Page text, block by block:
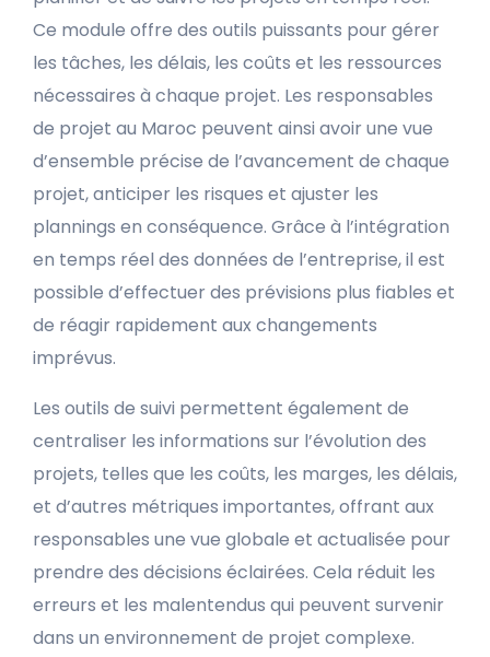
Ce module offre des outils puissants pour gérer
les tâches, les délais, les coûts et les ressources
nécessaires à chaque projet. Les responsables
de projet au Maroc peuvent ainsi avoir une vue
d’ensemble précise de l’avancement de chaque
projet, anticiper les risques et ajuster les
plannings en conséquence. Grâce à l’intégration
en temps réel des données de l’entreprise, il est
possible d’effectuer des prévisions plus fiables et
de réagir rapidement aux changements
imprévus.
Les outils de suivi permettent également de
centraliser les informations sur l’évolution des
projets, telles que les coûts, les marges, les délais,
et d’autres métriques importantes, offrant aux
responsables une vue globale et actualisée pour
prendre des décisions éclairées. Cela réduit les
erreurs et les malentendus qui peuvent survenir
dans un environnement de projet complexe.